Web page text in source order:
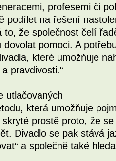
profesemi či
podílet na řešení
to, že společnost čelí
dovolat pomoci. A
které umožňuje
pravdivosti.“
utlačovaných
která umožňuje
prostě proto, že
Divadlo se pak stává
a společně také